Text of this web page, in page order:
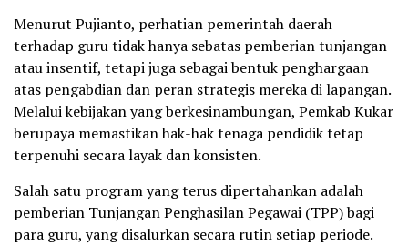
Menurut Pujianto, perhatian pemerintah daerah
terhadap guru tidak hanya sebatas pemberian tunjangan
atau insentif, tetapi juga sebagai bentuk penghargaan
atas pengabdian dan peran strategis mereka di lapangan.
Melalui kebijakan yang berkesinambungan, Pemkab Kukar
berupaya memastikan hak-hak tenaga pendidik tetap
terpenuhi secara layak dan konsisten.
Salah satu program yang terus dipertahankan adalah
pemberian Tunjangan Penghasilan Pegawai (TPP) bagi
para guru, yang disalurkan secara rutin setiap periode.